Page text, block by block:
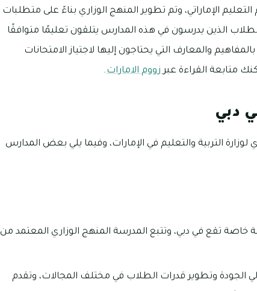
الإماراتي، وتم تطوير المنهج الوزاري بناءً على متطلبات
الطلاب الذين يدرسون في هذه المدارس يتلقون تعليمًا متوافقًا
والمعارف التي يحتاجون إليها لاجتياز الامتحانات
متابعة القراءة عبرزووم الامارات.
دبي
التربية والتعليم في الإمارات، وفيما يلي بعض المدارس
خاصة تقع في دبي، وتتبع المدرسة المنهج الوزاري المعتمد من
الجودة وتطوير قدرات الطلاب في مختلف المجالات، وتقدم